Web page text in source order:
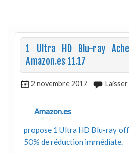
1 Ultra HD Blu-ray
Amazon.es 11.17
2 novembre 2017
Amazon.es
propose 1 Ultra HD Blu-ray
50% de réduction immédiate.